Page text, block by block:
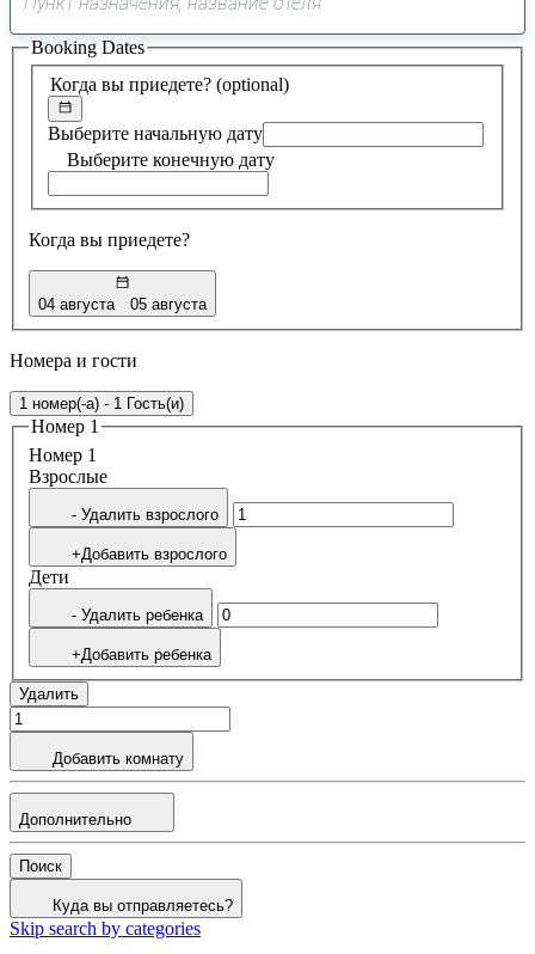
0
предложение
найдено
Когда вы приедете? (optional)
Выберите начальную дату
Выберите конечную дату
Когда вы приедете?
04 августа 05 августа
Booking Dates
Номера и гости
1 номер(-а) - 1 Гость(и)
Номер 1
Номер 1
Bзрослые
- Удалить взрослого
+Добавить взрослого
Дети
- Удалить ребенка
+Добавить ребенка
Удалить
Добавить комнату
Дополнительно
Поиск
Куда вы отправляетесь?
Skip search by categories